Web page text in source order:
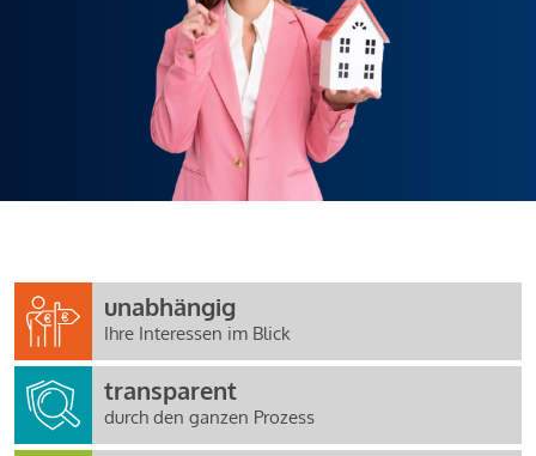
unabhängig
Ihre Interessen im Blick
transparent
durch den ganzen Prozess